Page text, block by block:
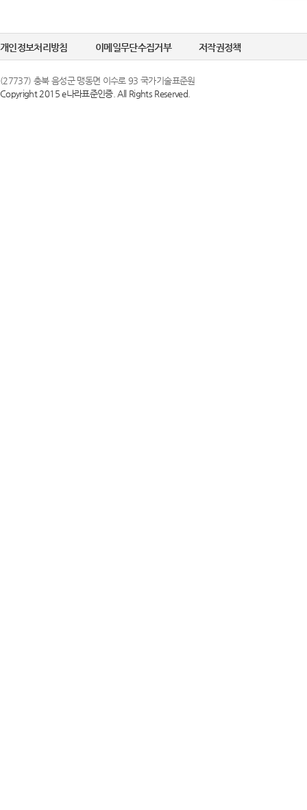
개인정보처리방침 이메일무단수집거부 저작권정책
(27737) 충북 음성군 맹동면 이수로 93 국가기술표준원
Copyright 2015 e나라표준인증. All Rights Reserved.